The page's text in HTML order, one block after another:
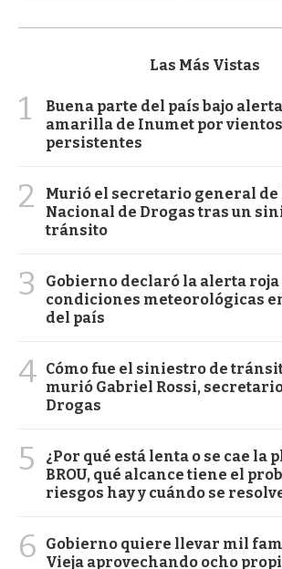
Las Más Vistas
1
Buena parte del país bajo
amarilla de Inumet por
persistentes
2
Murió el secretario general de
Nacional de Drogas tras un
tránsito
3
Gobierno declaró la alerta roja
condiciones meteorológicas
del país
4 Cómo fue el siniestro de
murió Gabriel Rossi,
Drogas
5
¿Por qué está lenta o se cae la
BROU, qué alcance tiene el
riesgos hay y cuándo se
6
Gobierno quiere llevar mil
Vieja aprovechando ocho